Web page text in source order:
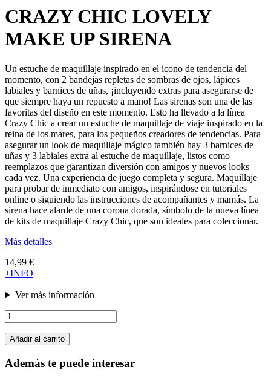
CRAZY CHIC LOVELY
MAKE UP SIRENA
Un estuche de maquillaje inspirado en el icono de tendencia del
momento, con 2 bandejas repletas de sombras de ojos, lápices
labiales y barnices de uñas, ¡incluyendo extras para asegurarse de
que siempre haya un repuesto a mano! Las sirenas son una de las
favoritas del diseño en este momento. Esto ha llevado a la línea
Crazy Chic a crear un estuche de maquillaje de viaje inspirado en la
reina de los mares, para los pequeños creadores de tendencias. Para
asegurar un look de maquillaje mágico también hay 3 barnices de
uñas y 3 labiales extra al estuche de maquillaje, listos como
reemplazos que garantizan diversión con amigos y nuevos looks
cada vez. Una experiencia de juego completa y segura. Maquillaje
para probar de inmediato con amigos, inspirándose en tutoriales
online o siguiendo las instrucciones de acompañantes y mamás. La
sirena hace alarde de una corona dorada, símbolo de la nueva línea
de kits de maquillaje Crazy Chic, que son ideales para coleccionar.
Más detalles
14,99 €
+INFO
Ver más información
Añadir al carrito
Además te puede interesar